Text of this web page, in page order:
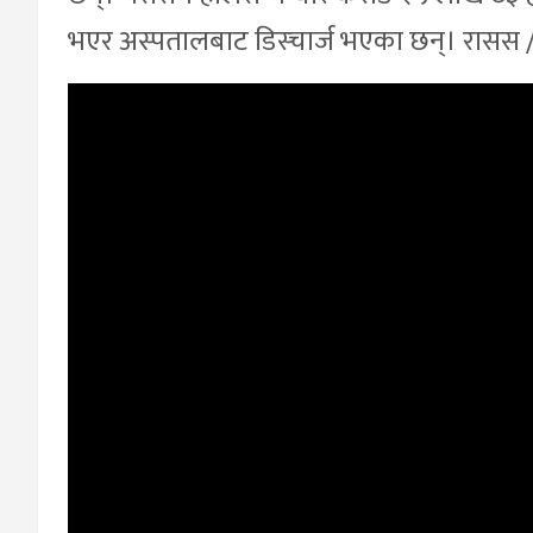
भएर अस्पतालबाट डिस्चार्ज भएका छन्। रासस /